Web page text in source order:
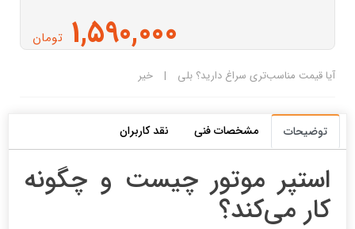
1,590,000 تومان
آیا قیمت مناسب‌تری سراغ دارید؟ بلی | خیر
توضیحات مشخصات فنی نقد کاربران
استپر موتور چیست و چگونه
کار می‌کند؟